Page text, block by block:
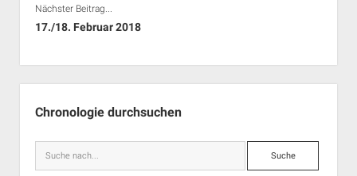
Nächster Beitrag...
17./18. Februar 2018
Chronologie durchsuchen
Suche